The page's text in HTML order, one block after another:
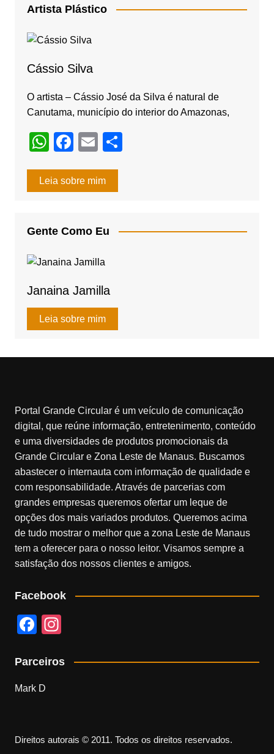
e
o
o
k
gr
a
m
Artista Plástico
Cássio Silva
O artista – Cássio José da Silva é natural de
Canutama, município do interior do Amazonas,
W
at
p
p
F
c
o
o
E
ail
S
Leia sobre mim
Gente Como Eu
Janaina Jamilla
Leia sobre mim
Portal Grande Circular é um veículo de comunicação
digital, que reúne informação, entretenimento, conteúdo
e uma diversidades de produtos promocionais da
Grande Circular e Zona Leste de Manaus. Buscamos
abastecer o internauta com informação de qualidade e
com responsabilidade. Através de parcerias com
grandes empresas queremos ofertar um leque de
opções dos mais variados produtos. Queremos acima
de tudo mostrar o melhor que a zona Leste de Manaus
tem a oferecer para o nosso leitor. Visamos sempre a
satisfação dos nossos clientes e amigos.
Facebook
F
c
e
o
In
a
Parceiros
Mark D
Direitos autorais © 2011. Todos os direitos reservados.